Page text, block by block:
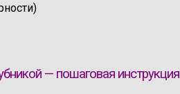
— пошаговая инструкция